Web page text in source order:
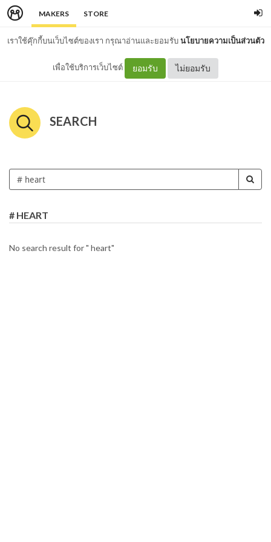
MAKERS STORE
เราใช้คุ๊กกี้บนเว็บไซต์ของเรา กรุณาอ่านและยอมรับนโยบายความเป็นส่วนตัว
เพื่อใช้บริการเว็บไซต์ ยอมรับ ไม่ยอมรับ
SEARCH
# HEART
No search result for " heart"